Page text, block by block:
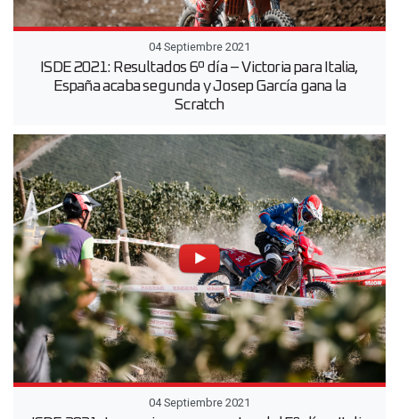
04 Septiembre 2021
ISDE 2021: Resultados 6º día – Victoria para Italia,
España acaba segunda y Josep García gana la
Scratch
04 Septiembre 2021